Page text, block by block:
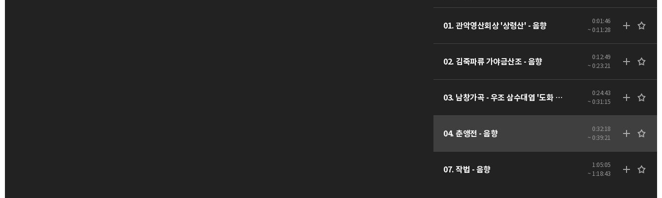
01. 관악영산회상 '상령산' - 음향
0:01:46
~ 0:11:28
02. 김죽파류 가야금산조 - 음향
0:12:49
~ 0:23:21
03. 남창가곡 - 우조 삼수대엽 '도화 이화' - 음향
0:24:43
~ 0:31:15
04. 춘앵전 - 음향
0:32:18
~ 0:39:21
07. 작법 - 음향
1:05:05
~ 1:18:43